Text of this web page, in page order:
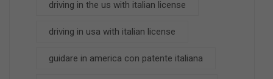
driving in the us with italian license
driving in usa with italian license
guidare in america con patente italiana